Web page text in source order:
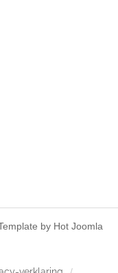
by Hot Joomla